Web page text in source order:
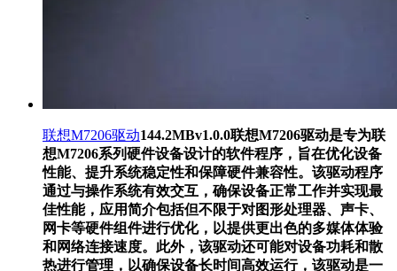
联想M7206驱动144.2MBv1.0.0联想M7206驱动是专为联
想M7206系列硬件设备设计的软件程序，旨在优化设备
性能、提升系统稳定性和保障硬件兼容性。该驱动程序
通过与操作系统有效交互，确保设备正常工作并实现最
佳性能，应用简介包括但不限于对图形处理器、声卡、
网卡等硬件组件进行优化，以提供更出色的多媒体体验
和网络连接速度。此外，该驱动还可能对设备功耗和散
热进行管理，以确保设备长时间高效运行，该驱动是一